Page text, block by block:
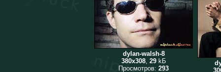
dylan-walsh-8
380x308, 29kБ
Просмотров: 293